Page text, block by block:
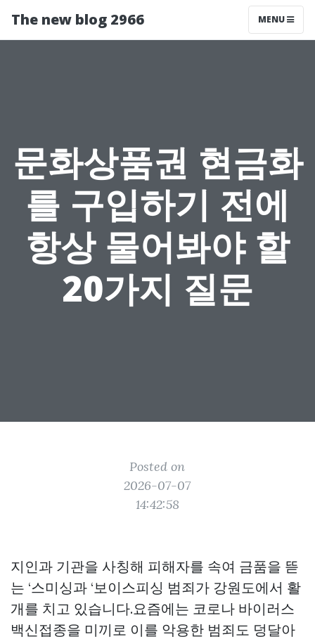
The new blog 2966 MENU
문화상품권 현금화
를 구입하기 전에
항상 물어봐야 할
20가지 질문
Posted on
2026-07-07
14:42:58
지인과 기관을 사칭해 피해자를 속여 금품을 뜯
는 ‘스미싱과 ‘보이스피싱 범죄가 강원도에서 활
개를 치고 있습니다.요즘에는 코로나 바이러스
백신접종을 미끼로 이를 악용한 범죄도 덩달아